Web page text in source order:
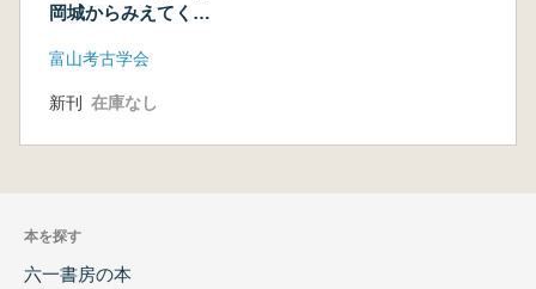
岡城からみえてくる
富山考古学会
新刊 在庫なし
本を探す
六一書房の本